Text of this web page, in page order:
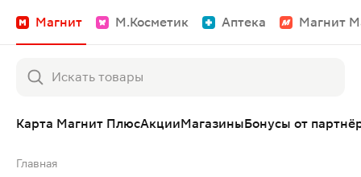
Магнит М.Косметик Аптека Магнит
Карта Магнит ПлюсАкцииМагазиныБонусы от
Главная